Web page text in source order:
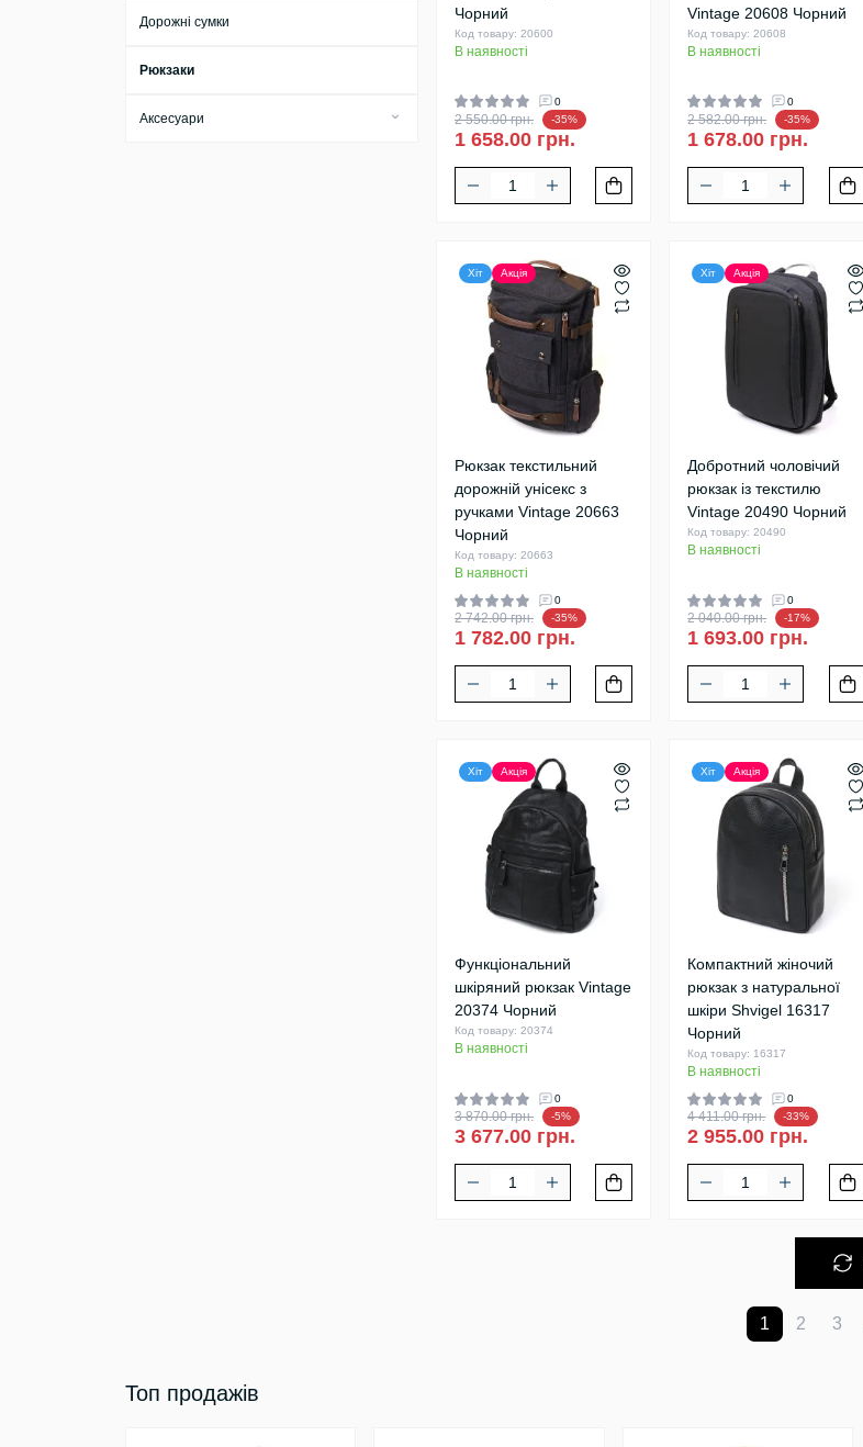
Дорожні сумки
Рюкзаки
Аксесуари
Чорний
Код товару: 20600
В наявності
0
2 550.00 грн. -35%
1 658.00 грн.
Vintage 20608 Чорний
Код товару: 20608
В наявності
0
2 582.00 грн. -35%
1 678.00 грн.
Хіт Акція
Рюкзак текстильний
дорожній унісекс з
ручками Vintage 20663
Чорний
Код товару: 20663
В наявності
0
2 742.00 грн. -35%
1 782.00 грн.
Хіт Акція
Добротний чоловічий
рюкзак із текстилю
Vintage 20490 Чорний
Код товару: 20490
В наявності
0
2 040.00 грн. -17%
1 693.00 грн.
Хіт Акція
Функціональний
шкіряний рюкзак Vintage
20374 Чорний
Код товару: 20374
В наявності
0
3 870.00 грн. -5%
3 677.00 грн.
Хіт Акція
Компактний жіночий
рюкзак з натуральної
шкіри Shvigel 16317
Чорний
Код товару: 16317
В наявності
0
4 411.00 грн. -33%
2 955.00 грн.
1 2 3
Топ продажів